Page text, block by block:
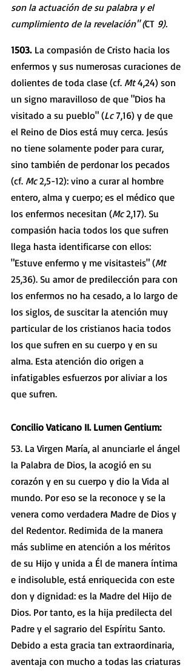
son la actuación de su palabra y el
cumplimiento de la revelación" (CT 9).
1503. La compasión de Cristo hacia los
enfermos y sus numerosas curaciones de
dolientes de toda clase (cf. Mt 4,24) son
un signo maravilloso de que "Dios ha
visitado a su pueblo" (Lc 7,16) y de que
el Reino de Dios está muy cerca. Jesús
no tiene solamente poder para curar,
sino también de perdonar los pecados
(cf. Mc 2,5-12): vino a curar al hombre
entero, alma y cuerpo; es el médico que
los enfermos necesitan (Mc 2,17). Su
compasión hacia todos los que sufren
llega hasta identificarse con ellos:
"Estuve enfermo y me visitasteis" (Mt
25,36). Su amor de predilección para con
los enfermos no ha cesado, a lo largo de
los siglos, de suscitar la atención muy
particular de los cristianos hacia todos
los que sufren en su cuerpo y en su
alma. Esta atención dio origen a
infatigables esfuerzos por aliviar a los
que sufren.
Concilio Vaticano II. Lumen Gentium:
53. La Virgen María, al anunciarle el ángel
la Palabra de Dios, la acogió en su
corazón y en su cuerpo y dio la Vida al
mundo. Por eso se la reconoce y se la
venera como verdadera Madre de Dios y
del Redentor. Redimida de la manera
más sublime en atención a los méritos
de su Hijo y unida a Él de manera íntima
e indisoluble, está enriquecida con este
don y dignidad: es la Madre del Hijo de
Dios. Por tanto, es la hija predilecta del
Padre y el sagrario del Espíritu Santo.
Debido a esta gracia tan extraordinaria,
aventaja con mucho a todas las criaturas